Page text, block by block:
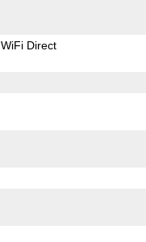
WiFi Direct